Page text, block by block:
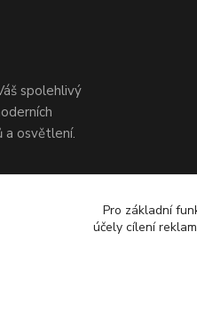
spolehlivý
a osvětlení.
Pro základní
účely cílení